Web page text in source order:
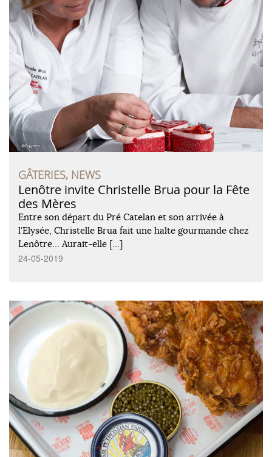
GÂTERIES, NEWS
Lenôtre invite Christelle Brua pour la Fête
des Mères
Entre son départ du Pré Catelan et son arrivée à
l’Elysée, Christelle Brua fait une halte gourmande chez
Lenôtre… Aurait-elle […]
24-05-2019